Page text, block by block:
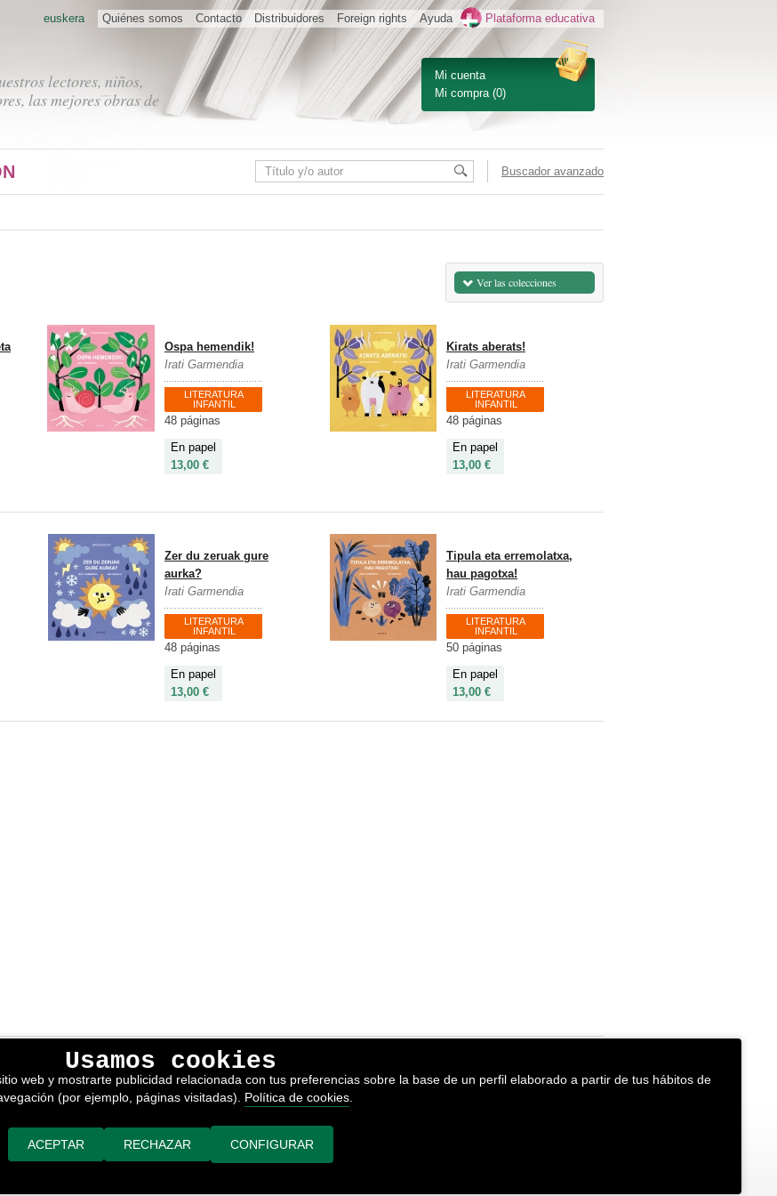
Mi cuenta
Mi compra (0)
lectores, niños,
las mejores obras de
Quiénes somos Contacto Distribuidores Foreign rights Ayuda Plataforma educativa
euskera
Buscador avanzado
Ver las colecciones
Ospa hemendik!
Irati Garmendia
LITERATURA
INFANTIL
48 páginas
En papel
13,00 €
Kirats aberats!
Irati Garmendia
LITERATURA
INFANTIL
48 páginas
En papel
13,00 €
Zer du zeruak gure
aurka?
Irati Garmendia
LITERATURA
INFANTIL
48 páginas
En papel
13,00 €
Tipula eta erremolatxa,
hau pagotxa!
Irati Garmendia
LITERATURA
INFANTIL
50 páginas
En papel
13,00 €
de privacidad
de venta
Usamos cookies
web y mostrarte publicidad relacionada con tus preferencias sobre la base de un perfil elaborado a partir de tus hábitos de
(por ejemplo, páginas visitadas). Política de cookies.
CONFIGURAR
RECHAZAR
ACEPTAR